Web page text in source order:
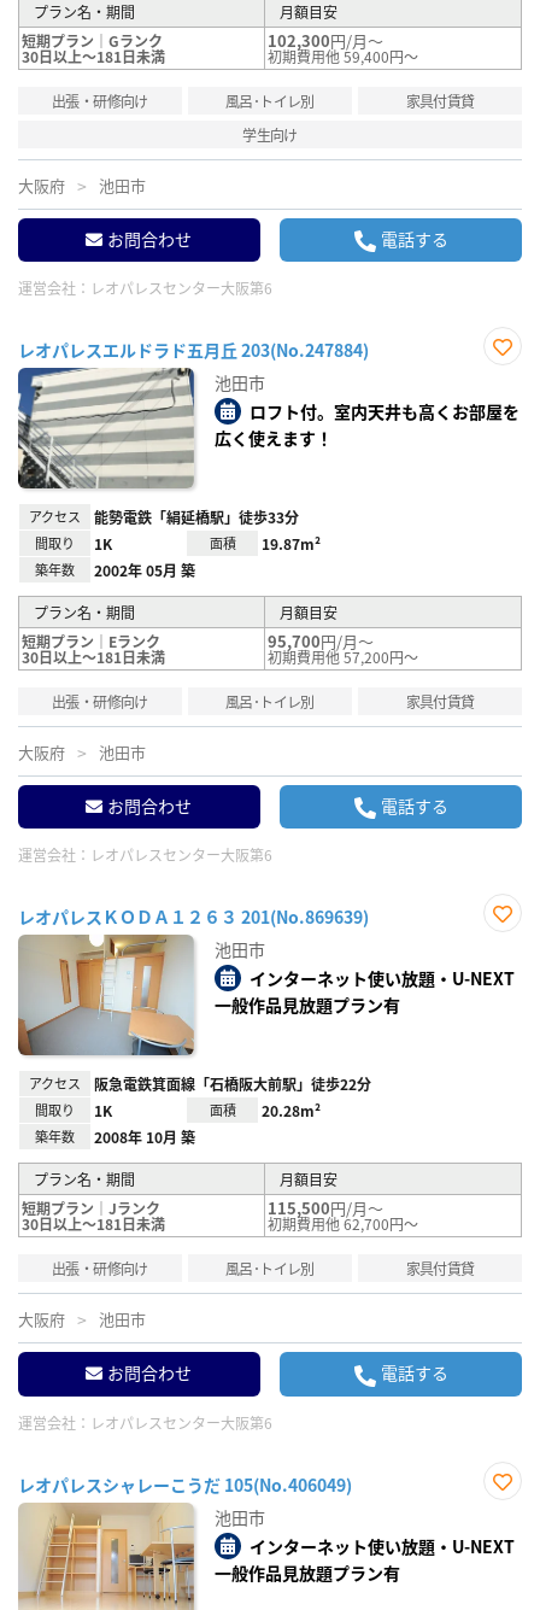
プラン名・期間
月額目安
短期プラン｜Gランク
30日以上～181日未満
102,300円/月～
初期費用他 59,400円～
出張・研修向け 風呂･トイレ別
家具付賃貸
学生向け
大阪府 池田市
お問合わせ 電話する
運営会社： レオパレスセンター大阪第6
レオパレスエルドラド五月丘 203(No.247884)
り登
録
池田市
ロフト付。室内天井も高くお部屋を
広く使えます！
アクセス 能勢電鉄「絹延橋駅」徒歩33分
間取り 1K 面積 19.87m²
築年数 2002年 05月 築
プラン名・期間
月額目安
短期プラン｜Eランク
30日以上～181日未満
95,700円/月～
初期費用他 57,200円～
出張・研修向け 風呂･トイレ別 家具付賃貸
大阪府 池田市
お問合わせ 電話する
運営会社： レオパレスセンター大阪第6
レオパレスＫＯＤＡ１２６３ 201(No.869639)
り登
録
池田市
インターネット使い放題・U-NEXT
一般作品見放題プラン有
アクセス 阪急電鉄箕面線「石橋阪大前駅」徒歩22分
間取り 1K 面積 20.28m²
築年数 2008年 10月 築
プラン名・期間
月額目安
短期プラン｜Jランク
30日以上～181日未満
115,500円/月～
初期費用他 62,700円～
出張・研修向け 風呂･トイレ別 家具付賃貸
大阪府 池田市
お問合わせ 電話する
運営会社： レオパレスセンター大阪第6
レオパレスシャレーこうだ 105(No.406049)
り登
録
池田市
インターネット使い放題・U-NEXT
一般作品見放題プラン有